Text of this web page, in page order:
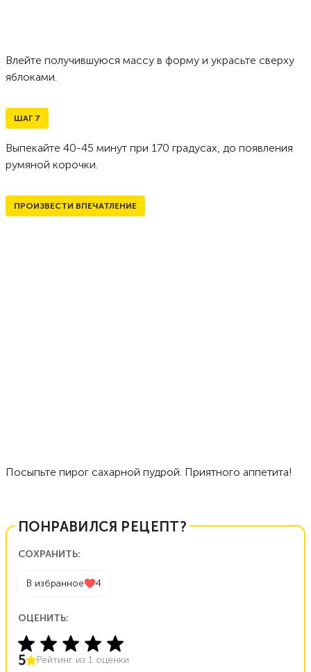
Влейте получившуюся массу в форму и украсьте сверху
яблоками.
ШАГ 7
Выпекайте 40-45 минут при 170 градусах, до появления
румяной корочки.
ПРОИЗВЕСТИ ВПЕЧАТЛЕНИЕ
Посыпьте пирог сахарной пудрой. Приятного аппетита!
ПОНРАВИЛСЯ РЕЦЕПТ?
СОХРАНИТЬ:
В избранное 4
ОЦЕНИТЬ:
5 Рейтинг из 1 оценки